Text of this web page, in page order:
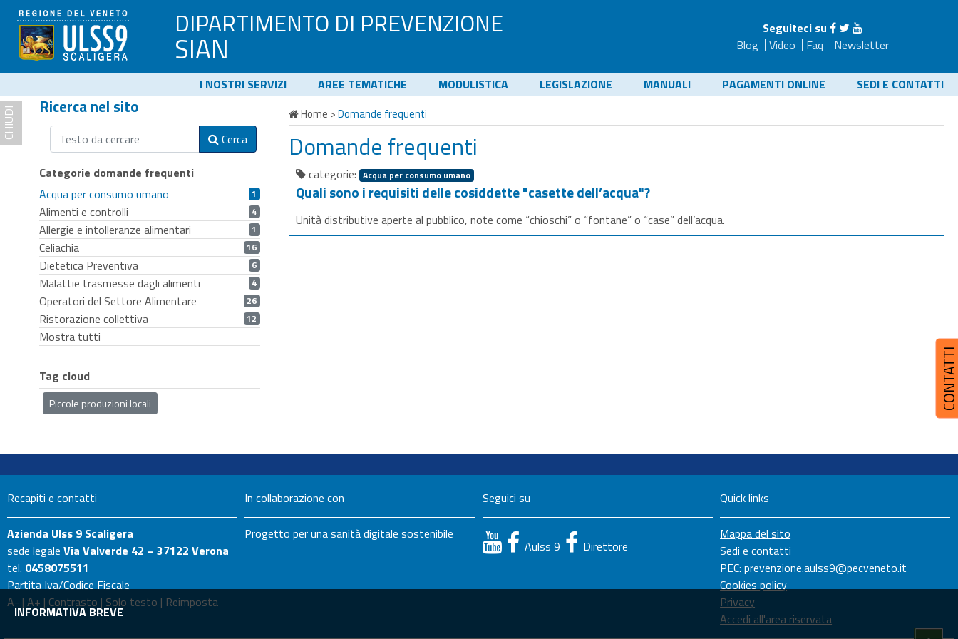
DIPARTIMENTO DI PREVENZIONE
SIAN
Seguiteci su
Blog
Video Faq Newsletter
I NOSTRI SERVIZI AREE TEMATICHE MODULISTICA LEGISLAZIONE MANUALI PAGAMENTI ONLINE SEDI E CONTATTI
Home >Domande frequenti
Domande frequenti
categorie: Acqua per consumo umano
Quali sono i requisiti delle cosiddette "casette dell’acqua"?
Unità distributive aperte al pubblico, note come “chioschi” o “fontane” o “case” dell’acqua.
CHIUDI Ricerca nel sito
Cerca
Categorie domande frequenti
Acqua per consumo umano
1
Alimenti e controlli 4
Allergie e intolleranze alimentari 1
Celiachia 16
Dietetica Preventiva 6
Malattie trasmesse dagli alimenti 4
Operatori del Settore Alimentare 26
Ristorazione collettiva 12
Mostra tutti
Tag cloud
Piccole produzioni locali
Recapiti e contatti
Azienda Ulss 9 Scaligera
sede legale Via Valverde 42 – 37122 Verona
tel. 0458075511
Partita Iva/Codice Fiscale
A- | A+ | Contrasto | Solo testo | Reimposta
In collaborazione con
Progetto per una sanità digitale sostenibile
Seguici su
Aulss 9 Direttore
Quick links
Mappa del sito
Sedi e contatti
PEC: prevenzione.aulss9@pecveneto.it
Cookies policy
Privacy
Accedi all'area riservata
INFORMATIVA BREVE